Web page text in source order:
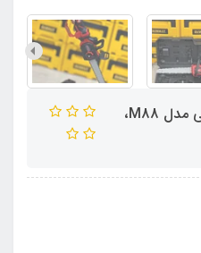
نسل جدید اره شارژی میلواکی مدل M88،